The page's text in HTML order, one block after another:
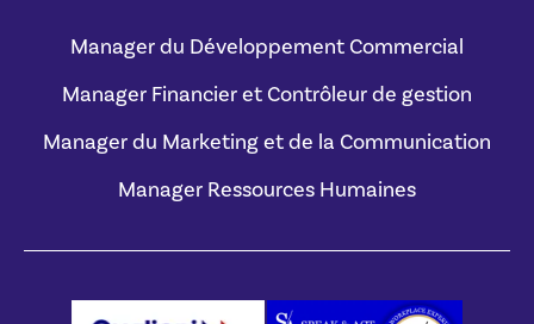
Manager du Développement Commercial
Manager Financier et Contrôleur de gestion
Manager du Marketing et de la Communication
Manager Ressources Humaines